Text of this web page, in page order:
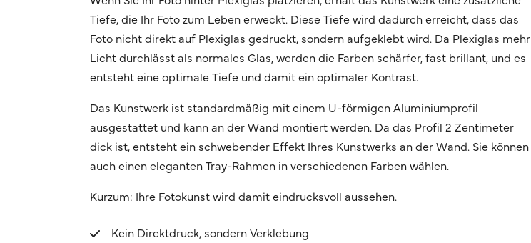
Tiefe, die Ihr Foto zum Leben erweckt. Diese Tiefe wird dadurch erreicht, dass das
Foto nicht direkt auf Plexiglas gedruckt, sondern aufgeklebt wird. Da Plexiglas mehr
Licht durchlässt als normales Glas, werden die Farben schärfer, fast brillant, und es
entsteht eine optimale Tiefe und damit ein optimaler Kontrast.
Das Kunstwerk ist standardmäßig mit einem U-förmigen Aluminiumprofil
ausgestattet und kann an der Wand montiert werden. Da das Profil 2 Zentimeter
dick ist, entsteht ein schwebender Effekt Ihres Kunstwerks an der Wand. Sie können
auch einen eleganten Tray-Rahmen in verschiedenen Farben wählen.
Kurzum: Ihre Fotokunst wird damit eindrucksvoll aussehen.
Kein Direktdruck, sondern Verklebung